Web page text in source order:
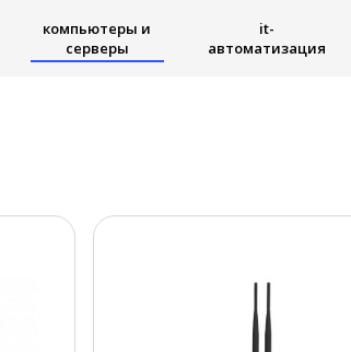
компьютеры и
серверы
it-
автоматизация